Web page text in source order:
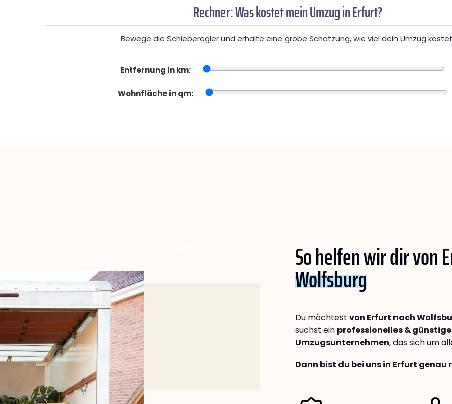
Rechner: Was kostet mein Umzug in Erfurt?
Bewege die Schieberegler und erhalte eine grobe Schätzung, wie viel dein Umzug
Entfernung in km:
Wohnfläche in qm:
So helfen wir dir von
Wolfsburg
Du möchtest von Erfurt nach
suchst ein professionelles &
Umzugsunternehmen, das sich um
Dann bist du bei uns in Erfurt